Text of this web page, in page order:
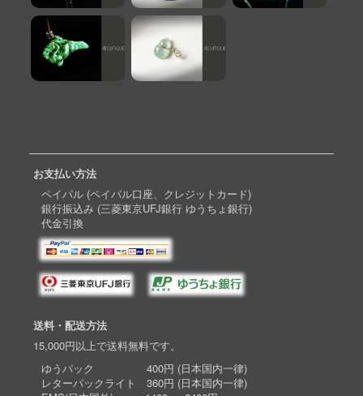
お支払い方法
ペイパル (ペイパル口座、クレジットカード)
銀行振込み (三菱東京UFJ銀行 ゆうちょ銀行)
代金引換
送料・配送方法
15,000円以上で送料無料です。
ゆうパック 400円 (日本国内一律)
レターパックライト 360円 (日本国内一律)